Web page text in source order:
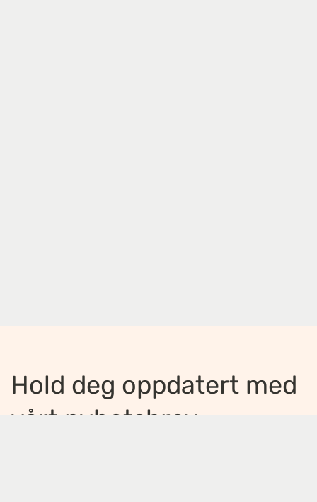
Hold deg oppdatert med
vårt nyhetsbrev